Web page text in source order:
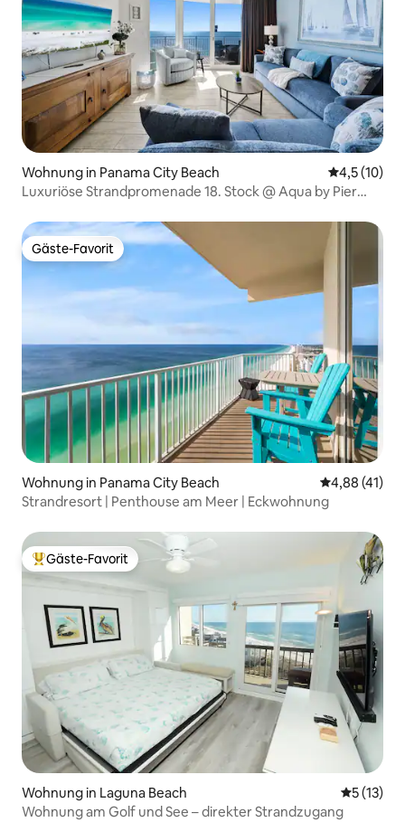
Wohnung in Panama City Beach
4,5 (10)
Luxuriöse Strandpromenade 18. Stock @ Aqua by Pier
Gäste-Favorit
Gäste-Favorit
Wohnung in Panama City Beach
4,88 (41)
Strandresort | Penthouse am Meer | Eckwohnung
Beliebter Gäste-Favorit.
Gäste-Favorit
Wohnung in Laguna Beach
5 (13)
Wohnung am Golf und See – direkter Strandzugang